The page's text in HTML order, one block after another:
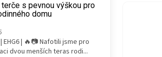
terče s pevnou výškou pro
domu
EHG6 | 🔥📷 Nafotili jsme pro
dvou menších teras rodi...